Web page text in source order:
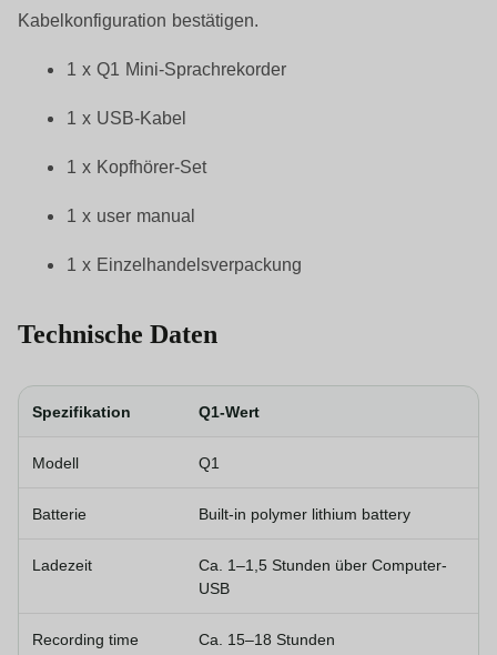
Kabelkonfiguration bestätigen.
1 x Q1 Mini-Sprachrekorder
1 x USB-Kabel
1 x Kopfhörer-Set
1 x user manual
1 x Einzelhandelsverpackung
Technische Daten
Spezifikation Q1-Wert
Modell Q1
Batterie Built-in polymer lithium battery
Ladezeit
Ca. 1–1,5 Stunden über Computer-
USB
Recording time Ca. 15–18 Stunden